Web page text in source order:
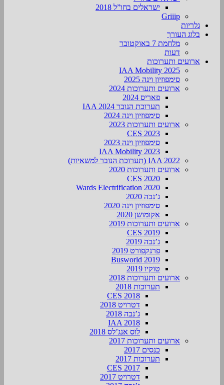
ישראלים בחו”ל 2018
Griiip
גלריות
בלוג העורך
מלחמת 7 באוקטובר
דעות
ארועים ותערוכות
2025 IAA Mobility
סימפוזיון וינה 2025
ארועים ותערוכות 2024
פאריס 2024
תערוכת הנובר IAA 2024
סימפוזיון וינה 2024
ארועים ותערוכות 2023
CES 2023
סימפוזיון וינה 2023
IAA Mobility 2023
IAA 2022 (תערוכת הנובר למשאיות)
ארועים ותערוכות 2020
CES 2020
Wards Electrification 2020
ג’נבה 2020
סימפוזיון וינה 2020
אקומושן 2020
ארועים ותערוכות 2019
CES 2019
ג’נבה 2019
פרנקפורט 2019
Busworld 2019
טוקיו 2019
ארועים ותערוכות 2018
תערוכות 2018
CES 2018
דטרויט 2018
ג’נבה 2018
IAA 2018
לוס אנג’לס 2018
ארועים ותערוכות 2017
כנסים 2017
תערוכות 2017
CES 2017
דטרויט 2017